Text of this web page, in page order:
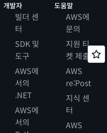
개발자
빌더 센
터
SDK 및
도구
AWS에
서의
.NET
AWS에
서의
도움말
AWS에
문의
지원 티
켓 제출
AWS
re:Post
지식 센
터
AWS